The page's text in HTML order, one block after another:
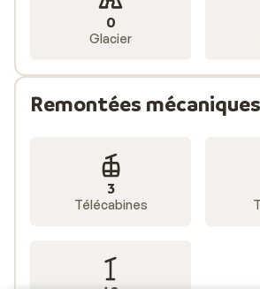
0
Glacier
Remontées mécaniques
3
Télécabines